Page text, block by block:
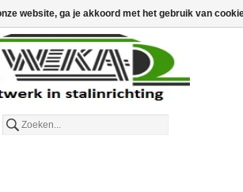
€0,00
aan winkelwagen
website, ga je akkoord met het gebruik van